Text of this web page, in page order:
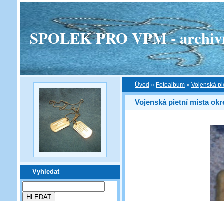
SPOLEK PRO VPM -
Vyhledat
Úvod » Fotoalbum » Vojenská
Vojenská pietní místa